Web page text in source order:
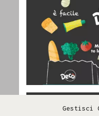
Gestisci